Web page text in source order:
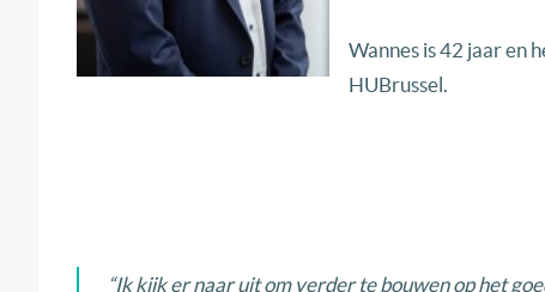
Wannes is 42 jaar en
HUBrussel.
“Ik kijk er naar uit om verder te bouwen op het